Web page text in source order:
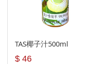
TAS椰子汁500ml
$ 46